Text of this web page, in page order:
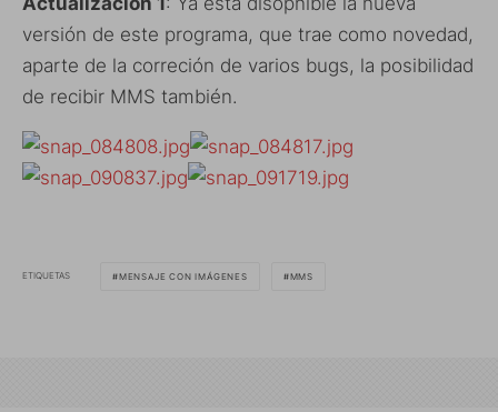
versión de este programa, que trae como novedad,
aparte de la correción de varios bugs, la posibilidad
de recibir MMS también.
ETIQUETAS MENSAJE CON IMÁGENES MMS